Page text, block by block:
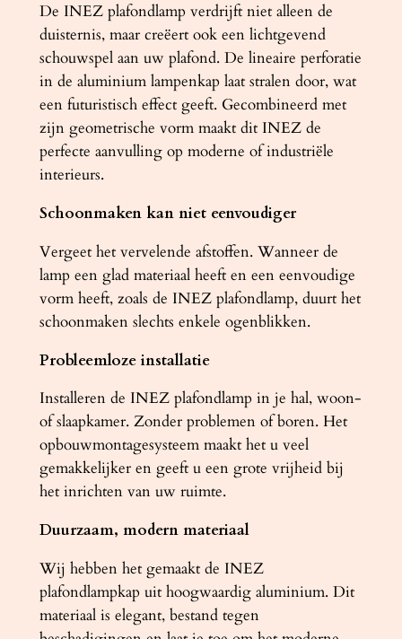
E
Z
g
r
i
j
s
a
n
t
a
l
De INEZ plafondlamp verdrijft niet alleen de
duisternis, maar creëert ook een lichtgevend
schouwspel aan uw plafond. De lineaire perforatie
in de aluminium lampenkap laat stralen door, wat
een futuristisch effect geeft. Gecombineerd met
zijn geometrische vorm maakt dit INEZ de
perfecte aanvulling op moderne of industriële
interieurs.
Schoonmaken kan niet eenvoudiger
Vergeet het vervelende afstoffen. Wanneer de
lamp een glad materiaal heeft en een eenvoudige
vorm heeft, zoals de INEZ plafondlamp, duurt het
schoonmaken slechts enkele ogenblikken.
Probleemloze installatie
Installeren de INEZ plafondlamp in je hal, woon-
of slaapkamer. Zonder problemen of boren. Het
opbouwmontagesysteem maakt het u veel
gemakkelijker en geeft u een grote vrijheid bij
het inrichten van uw ruimte.
Duurzaam, modern materiaal
Wij hebben het gemaakt de INEZ
plafondlampkap uit hoogwaardig aluminium. Dit
materiaal is elegant, bestand tegen